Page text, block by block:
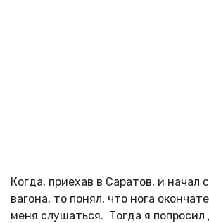
Когда, приехав в Саратов, и начал
вагона, то понял, что нога
меня слушаться. Тогда я попросил